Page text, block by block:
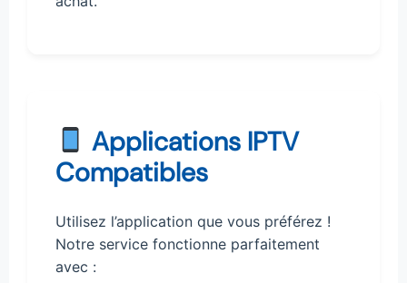
Applications IPTV
Compatibles
Utilisez l’application que vous préférez !
Notre service fonctionne parfaitement
avec :